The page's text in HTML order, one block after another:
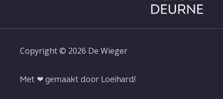
Copyright © 2026 De Wieger
Met ❤ gemaakt door Loeihard!